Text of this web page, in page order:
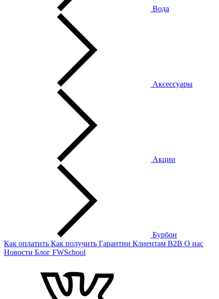
Вода
Аксессуары
Акции
Бурбон
Как оплатить Как получить Гарантии Клиентам B2B О нас
Новости Блог FWSchool